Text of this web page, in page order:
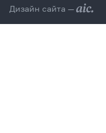
Дизайн сайта —